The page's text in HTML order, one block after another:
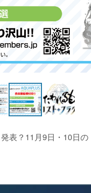
表？11月9日・10日の